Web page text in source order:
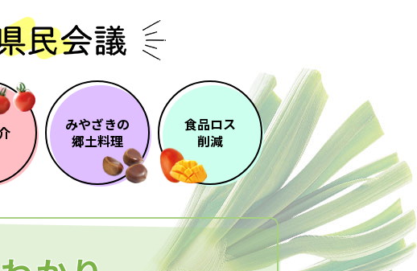
みやざきの
郷土料理
食品ロス
削減